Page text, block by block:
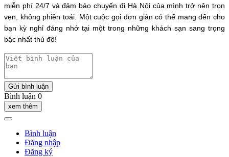
miễn phí 24/7 và đảm bảo chuyến đi Hà Nội của mình trở nên trọn
vẹn, không phiền toái. Một cuộc gọi đơn giản có thể mang đến cho
bạn kỳ nghỉ đáng nhớ tại một trong những khách sạn sang trọng
bậc nhất thủ đô!
Gửi bình luận
Bình luận 0
xem thêm
Bình luận
Đăng nhập
Đăng ký